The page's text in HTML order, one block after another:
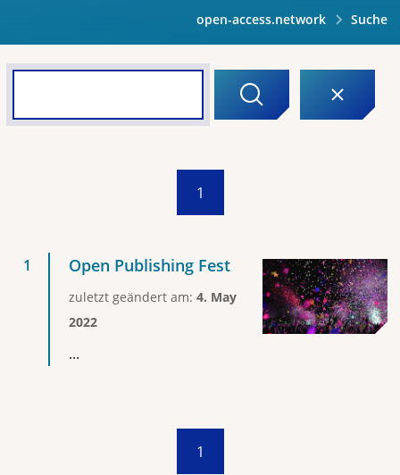
open-access.network Suche
1
Open Publishing Fest
zuletzt geändert am: 4. May
2022
...
1